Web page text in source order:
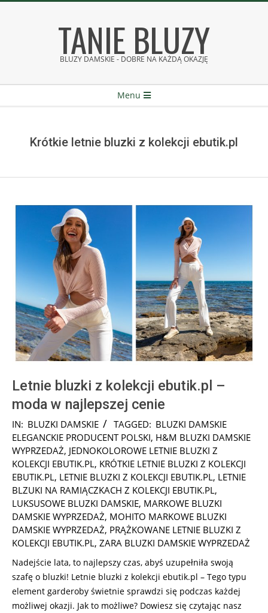
TANIE BLUZY
BLUZY DAMSKIE - DOBRE NA KAŻDĄ OKAZJĘ
Menu
Krótkie letnie bluzki z kolekcji ebutik.pl
Letnie bluzki z kolekcji ebutik.pl –
moda w najlepszej cenie
2026-
05-
18
IN: BLUZKI DAMSKIE TAGGED: BLUZKI DAMSKIE
ELEGANCKIE PRODUCENT POLSKI, H&M BLUZKI DAMSKIE
WYPRZEDAŻ, JEDNOKOLOROWE LETNIE BLUZKI Z
KOLEKCJI EBUTIK.PL, KRÓTKIE LETNIE BLUZKI Z KOLEKCJI
EBUTIK.PL, LETNIE BLUZKI Z KOLEKCJI EBUTIK.PL, LETNIE
BLZUKI NA RAMIĄCZKACH Z KOLEKCJI EBUTIK.PL,
LUKSUSOWE BLUZKI DAMSKIE, MARKOWE BLUZKI
DAMSKIE WYPRZEDAŻ, MOHITO MARKOWE BLUZKI
DAMSKIE WYPRZEDAŻ, PRĄŻKOWANE LETNIE BLUZKI Z
KOLEKCJI EBUTIK.PL, ZARA BLUZKI DAMSKIE WYPRZEDAŻ
Nadejście lata, to najlepszy czas, abyś uzupełniła swoją
szafę o bluzki! Letnie bluzki z kolekcji ebutik.pl – Tego typu
element garderoby świetnie sprawdzi się podczas każdej
możliwej okazji. Jak to możliwe? Dowiesz się czytając nasz